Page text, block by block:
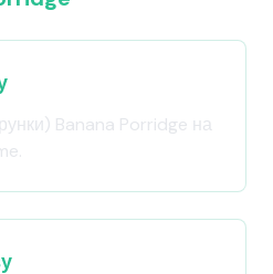
Banana Porridge на